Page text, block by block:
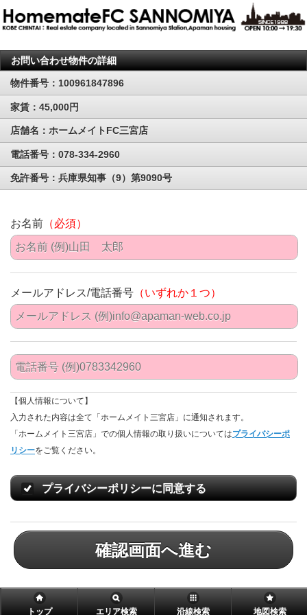
お問い合わせ物件の詳細
物件番号：100961847896
家賃：45,000円
店舗名：ホームメイトFC三宮店
電話番号：078-334-2960
免許番号：兵庫県知事（9）第9090号
お名前 （必須）
メールアドレス/電話番号 （いずれか１つ）
【個人情報について】
入力された内容は全て「ホームメイト三宮店」に通知されます。
「ホームメイト三宮店」での個人情報の取り扱いについてはプライバシーポ
リシーをご覧ください。
プライバシーポリシーに同意する
確認画面へ進む
トップ エリア検索 沿線検索 地図検索